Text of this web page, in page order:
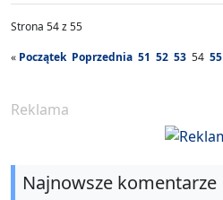
Strona 54 z 55
« Początek Poprzednia 51 52 53 54 55
Reklama
Najnowsze komentarze